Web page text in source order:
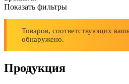
Показать фильтры
Товаров, соответствующих
обнаружено.
Продукция